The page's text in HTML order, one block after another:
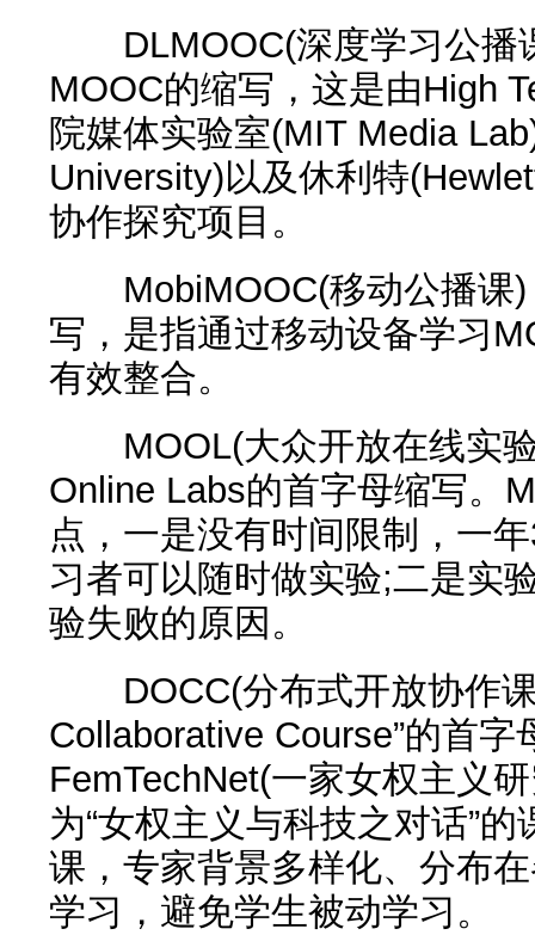
DLMOOC(深度学习公播
MOOC的缩写，这是由High
院媒体实验室(MIT Media
University)以及休利特
协作探究项目。
MobiMOOC(移动公播课)
写，是指通过移动设备学习
有效整合。
MOOL(大众开放在线实验
Online Labs的首字母缩写。
点，一是没有时间限制，一
习者可以随时做实验;二是实
验失败的原因。
DOCC(分布式开放协作课
Collaborative Course”的首
FemTechNet(一家女权主义
为“女权主义与科技之对话”
课，专家背景多样化、分布
学习，避免学生被动学习。